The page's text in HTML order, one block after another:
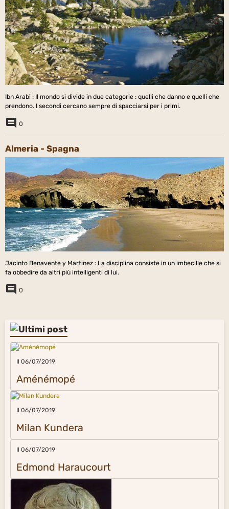
Ibn Arabi : Il mondo si divide in due categorie : quelli che danno e quelli che
prendono. I secondi cercano sempre di spacciarsi per i primi.
0
Almeria - Spagna
Jacinto Benavente y Martinez : La disciplina consiste in un imbecille che si
fa obbedire da altri più intelligenti di lui.
0
Il 06/07/2019
Aménémopé
Il 06/07/2019
Milan Kundera
Il 06/07/2019
Edmond Haraucourt